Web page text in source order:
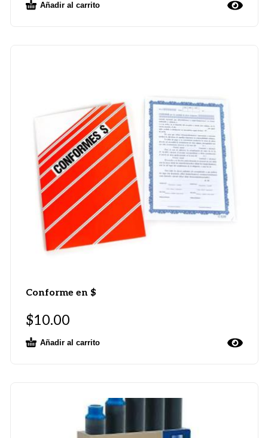
Añadir al carrito
Conforme en $
$10.00
Añadir al carrito